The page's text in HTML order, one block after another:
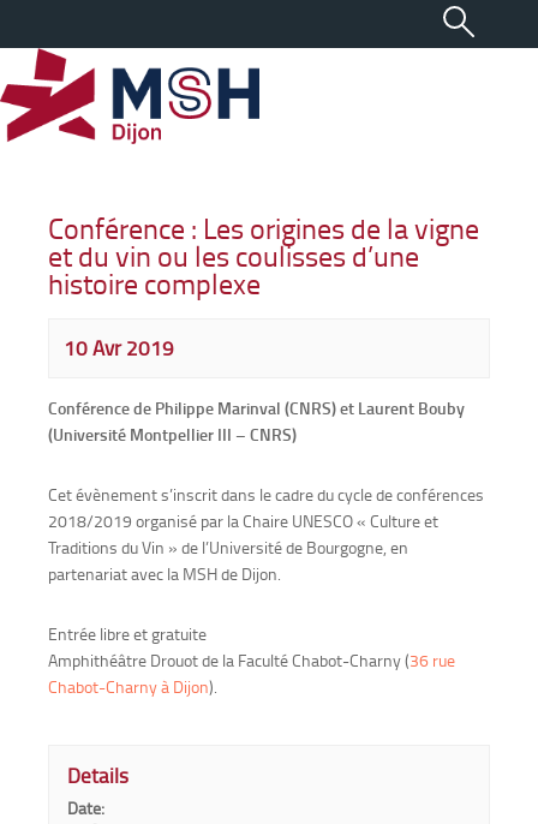
Conférence : Les origines de la vigne
et du vin ou les coulisses d’une
histoire complexe
10 Avr 2019
Conférence de Philippe Marinval (CNRS) et Laurent Bouby
(Université Montpellier III – CNRS)
Cet évènement s’inscrit dans le cadre du cycle de conférences
2018/2019 organisé par la Chaire UNESCO « Culture et
Traditions du Vin » de l’Université de Bourgogne, en
partenariat avec la MSH de Dijon.
Entrée libre et gratuite
Amphithéâtre Drouot de la Faculté Chabot-Charny (36 rue
Chabot-Charny à Dijon).
Details
Date: